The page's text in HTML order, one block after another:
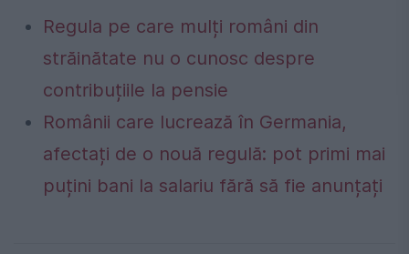
Regula pe care mulți români din
străinătate nu o cunosc despre
contribuțiile la pensie
Românii care lucrează în Germania,
afectați de o nouă regulă: pot primi mai
puțini bani la salariu fără să fie anunțați